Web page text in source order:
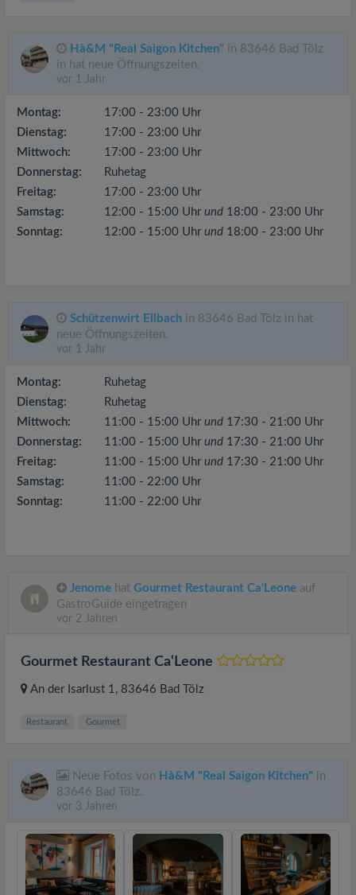
Hà&M "Real Saigon Kitchen" in 83646 Bad Tölz
in hat neue Öffnungszeiten.
vor 1 Jahr
Montag:
17:00 - 23:00 Uhr
Dienstag:
17:00 - 23:00 Uhr
Mittwoch:
17:00 - 23:00 Uhr
Donnerstag:
Ruhetag
Freitag:
17:00 - 23:00 Uhr
Samstag:
12:00 - 15:00 Uhr und 18:00 - 23:00 Uhr
Sonntag:
12:00 - 15:00 Uhr und 18:00 - 23:00 Uhr
Schützenwirt Ellbach in 83646 Bad Tölz in hat
neue Öffnungszeiten.
vor 1 Jahr
Montag:
Ruhetag
Dienstag:
Ruhetag
Mittwoch:
11:00 - 15:00 Uhr und 17:30 - 21:00 Uhr
Donnerstag:
11:00 - 15:00 Uhr und 17:30 - 21:00 Uhr
Freitag:
11:00 - 15:00 Uhr und 17:30 - 21:00 Uhr
Samstag:
11:00 - 22:00 Uhr
Sonntag:
11:00 - 22:00 Uhr
Jenome hat Gourmet Restaurant Ca‘Leone auf
GastroGuide eingetragen
vor 2 Jahren
Gourmet Restaurant Ca‘Leone
An der Isarlust 1, 83646 Bad Tölz
Restaurant Gourmet
Neue Fotos von Hà&M "Real Saigon Kitchen" in
83646 Bad Tölz.
vor 3 Jahren